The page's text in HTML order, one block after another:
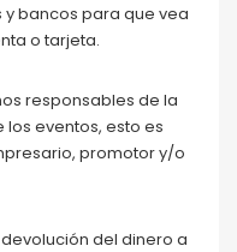
bancos para que vea
o tarjeta.
responsables de la
eventos, esto es
promotor y/o
del dinero a